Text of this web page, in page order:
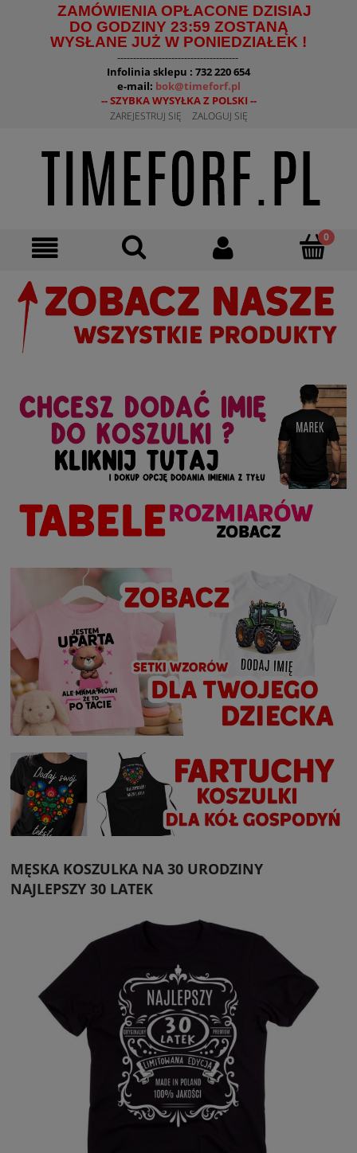
ZAMÓWIENIA OPŁACONE DZISIAJ
DO GODZINY 23:59 ZOSTANĄ
WYSŁANE JUŻ W PONIEDZIAŁEK !
--------------------------------------
Infolinia sklepu : 732 220 654
e-mail: bok@timeforf.pl
-- SZYBKA WYSYŁKA Z POLSKI --
ZAREJESTRUJ SIĘ ZALOGUJ SIĘ
MĘSKA KOSZULKA NA 30 URODZINY
NAJLEPSZY 30 LATEK